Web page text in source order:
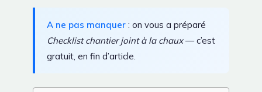
A ne pas manquer : on vous a préparé
Checklist chantier joint à la chaux— c’est
gratuit, en fin d’article.